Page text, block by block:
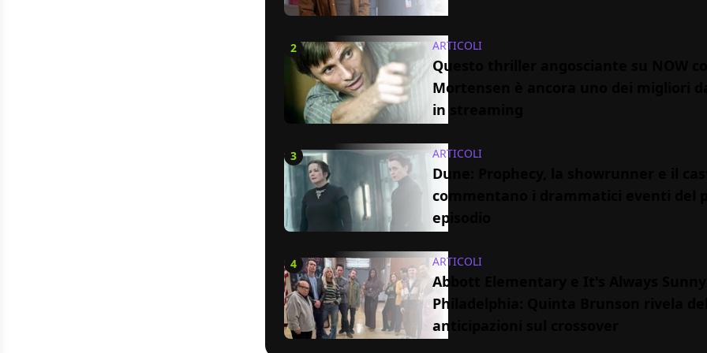
2 ARTICOLI
Questo thriller angosciante su NOW
Mortensen è ancora uno dei migliori
in streaming
3 ARTICOLI
Dune: Prophecy, la showrunner e il cast
commentano i drammatici eventi del
episodio
4 ARTICOLI
Abbott Elementary e It's Always Sunny
Philadelphia: Quinta Brunson rivela
anticipazioni sul crossover